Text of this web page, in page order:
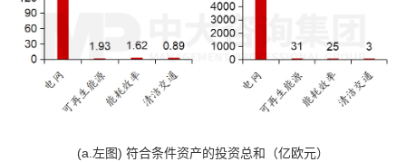
(a.左图) 符合条件资产的投资总和（亿欧元）